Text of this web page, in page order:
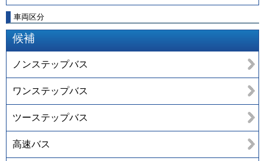
車両区分
候補
ノンステップバス
ワンステップバス
ツーステップバス
高速バス